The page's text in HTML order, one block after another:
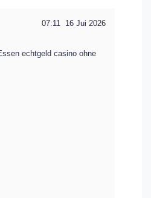
16 Jui 2026
07:11
echtgeld casino ohne